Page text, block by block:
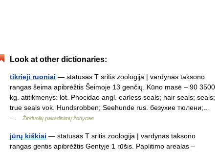
Look at other dictionaries:
tikrieji ruoniai — statusas T sritis zoologija | vardynas taksono
rangas šeima apibrėžtis Šeimoje 13 genčių. Kūno masė – 90 3500
kg. atitikmenys: lot. Phocidae angl. earless seals; hair seals; seals;
true seals vok. Hundsrobben; Seehunde rus. безухие тюлени;…
Žinduolių pavadinimų žodynas
jūrų kiškiai — statusas T sritis zoologija | vardynas taksono
rangas gentis apibrėžtis Gentyje 1 rūšis. Paplitimo arealas –